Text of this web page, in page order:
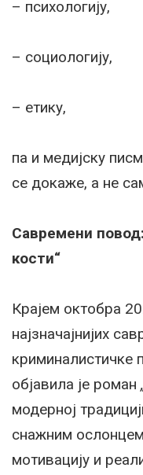
– психологију,
– социологију,
– етику,
па и медијску
се докаже, а не
Савремени
кости“
Крајем октобра
најзначајнијих
криминалистичке
објавила је роман
модерној
снажним
мотивацију и